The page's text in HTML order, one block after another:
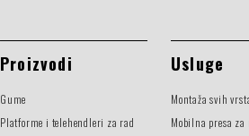
Proizvodi
Gume
Platforme i telehendleri za rad
Usluge
Montaža svih
Mobilna presa